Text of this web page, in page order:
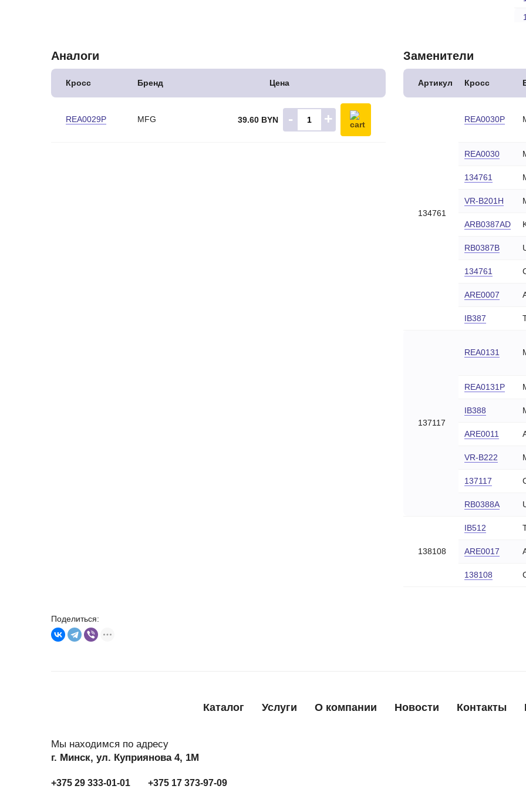
Аналоги
Кросс Бренд Цена
REA0029P MFG 39.60 BYN - +
Заменители
Артикул Кросс
134761
REA0030P
REA0030
134761
VR-B201H
ARB0387AD
RB0387B
134761
ARE0007
IB387
137117
REA0131
REA0131P
IB388
ARE0011
VR-B222
137117
RB0388A
138108
IB512
ARE0017
138108
Поделиться:
Каталог Услуги О компании Новости Контакты
Мы находимся по адресу
г. Минск, ул. Куприянова 4, 1М
+375 29 333-01-01 +375 17 373-97-09